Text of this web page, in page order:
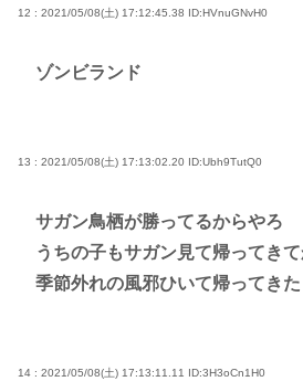
12 : 2021/05/08(土) 17:12:45.38 ID:HVnuGNvH0
ゾンビランド
13 : 2021/05/08(土) 17:13:02.20 ID:Ubh9TutQ0
サガン鳥栖が勝ってるからやろ
うちの子もサガン見て帰ってきて
季節外れの風邪ひいて帰ってきた
14 : 2021/05/08(土) 17:13:11.11 ID:3H3oCn1H0